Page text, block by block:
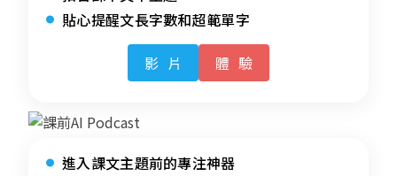
貼心提醒文長字數和超範單字
影片 體驗
進入課文主題前的專注神器